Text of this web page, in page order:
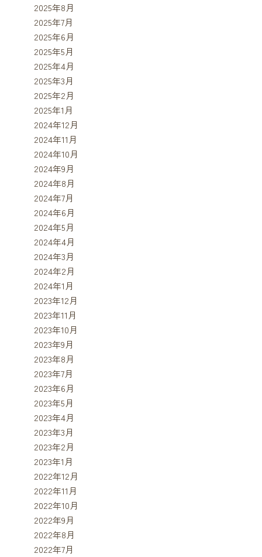
2025年8月
2025年7月
2025年6月
2025年5月
2025年4月
2025年3月
2025年2月
2025年1月
2024年12月
2024年11月
2024年10月
2024年9月
2024年8月
2024年7月
2024年6月
2024年5月
2024年4月
2024年3月
2024年2月
2024年1月
2023年12月
2023年11月
2023年10月
2023年9月
2023年8月
2023年7月
2023年6月
2023年5月
2023年4月
2023年3月
2023年2月
2023年1月
2022年12月
2022年11月
2022年10月
2022年9月
2022年8月
2022年7月